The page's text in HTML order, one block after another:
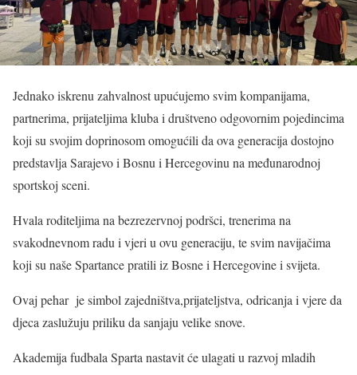
Jednako iskrenu zahvalnost upućujemo svim kompanijama,
partnerima, prijateljima kluba i društveno odgovornim pojedincima
koji su svojim doprinosom omogućili da ova generacija dostojno
predstavlja Sarajevo i Bosnu i Hercegovinu na međunarodnoj
sportskoj sceni.
Hvala roditeljima na bezrezervnoj podršci, trenerima na
svakodnevnom radu i vjeri u ovu generaciju, te svim navijačima
koji su naše Spartance pratili iz Bosne i Hercegovine i svijeta.
Ovaj pehar je simbol zajedništva,prijateljstva, odricanja i vjere da
djeca zaslužuju priliku da sanjaju velike snove.
Akademija fudbala Sparta nastavit će ulagati u razvoj mladih